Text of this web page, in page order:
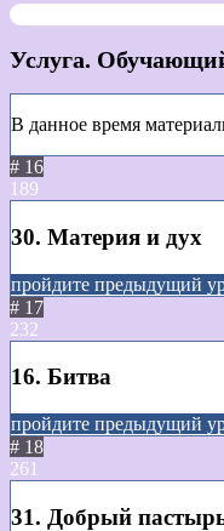
Услуга.
В данное время
# 16
189
30. Материя и дух
пройдите предыдущий
# 17
232
16. Битва
пройдите предыдущий
# 18
261
31. Добрый